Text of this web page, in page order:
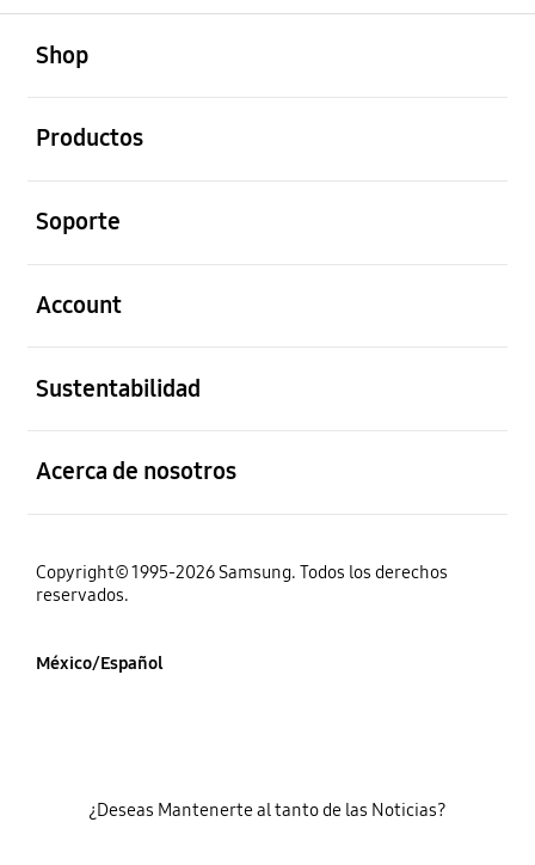
Shop
Productos
Soporte
Account
Sustentabilidad
Acerca de nosotros
Copyright© 1995-2026 Samsung. Todos los derechos
reservados.
México/Español
¿Deseas Mantenerte al tanto de las Noticias?